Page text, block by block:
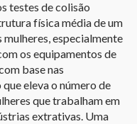
testes de colisão
física média de um
mulheres, especialmente
os equipamentos de
base nas
eleva o número de
que trabalham em
extrativas. Uma